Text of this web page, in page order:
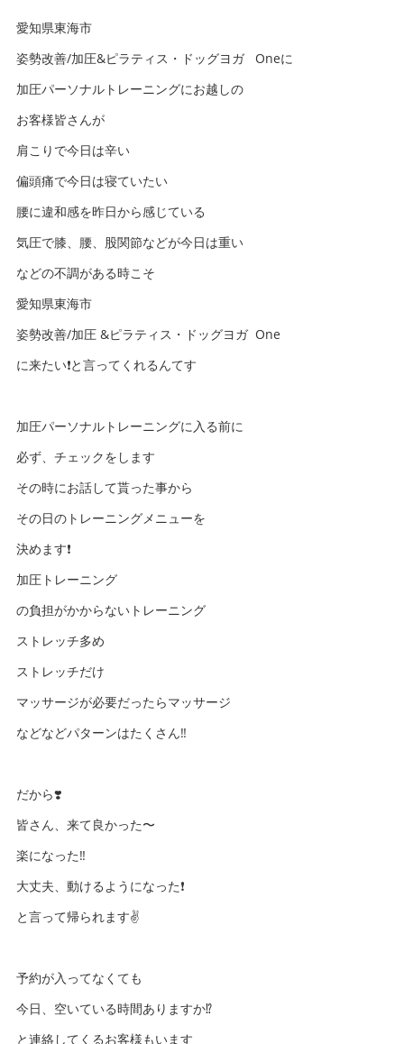
愛知県東海市
姿勢改善/加圧&ピラティス・ドッグヨガ Oneに
加圧パーソナルトレーニングにお越しの
お客様皆さんが
肩こりで今日は辛い
偏頭痛で今日は寝ていたい
腰に違和感を昨日から感じている
気圧で膝、腰、股関節などが今日は重い
などの不調がある時こそ
愛知県東海市
姿勢改善/加圧 &ピラティス・ドッグヨガ One
に来たい❗️と言ってくれるんてす
加圧パーソナルトレーニングに入る前に
必ず、チェックをします
その時にお話して貰った事から
その日のトレーニングメニューを
決めます❗️
加圧トレーニング
の負担がかからないトレーニング
ストレッチ多め
ストレッチだけ
マッサージが必要だったらマッサージ
などなどパターンはたくさん‼️
だから❣️
皆さん、来て良かった〜
楽になった‼️
大丈夫、動けるようになった❗️
と言って帰られます✌️
予約が入ってなくても
今日、空いている時間ありますか⁉️
と連絡してくるお客様もいます